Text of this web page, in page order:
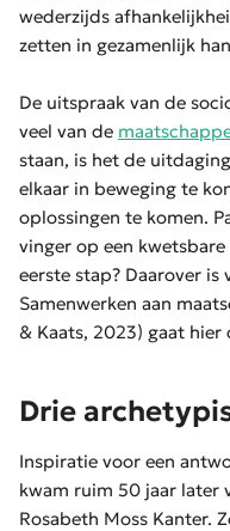
wederzijds
zetten in gezamenlijk
De uitspraak van de
veel van de
staan, is het de
elkaar in beweging te
oplossingen te komen.
vinger op een
eerste stap? Daarover is
Samenwerken aan
& Kaats, 2023) gaat hier
Drie
Inspiratie voor een
kwam ruim 50 jaar later
Rosabeth Moss Kanter.